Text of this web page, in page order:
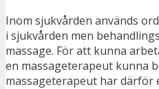
Inom sjukvården används
i sjukvården men
massage. För att kunna
en massageterapeut kunna
massageterapeut har därför